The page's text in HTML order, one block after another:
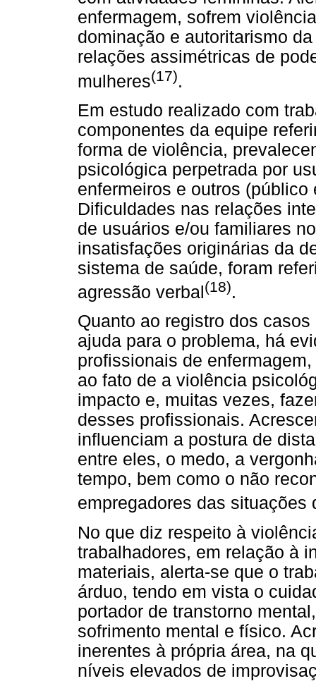
enfermagem, sofrem
dominação e autoritarismo
relações assimétricas de
mulheres(17).
Em estudo realizado com
componentes da equipe
forma de violência,
psicológica perpetrada por
enfermeiros e outros
Dificuldades nas relações
de usuários e/ou familiares
insatisfações originárias da
sistema de saúde, foram
agressão verbal (18).
Quanto ao registro dos
ajuda para o problema, há
profissionais de
ao fato de a violência
impacto e, muitas vezes,
desses profissionais.
influenciam a postura de
entre eles, o medo, a
tempo, bem como o não
empregadores das situações
No que diz respeito à
trabalhadores, em relação à
materiais, alerta-se que o
árduo, tendo em vista o
portador de transtorno
sofrimento mental e físico.
inerentes à própria área, na
níveis elevados de